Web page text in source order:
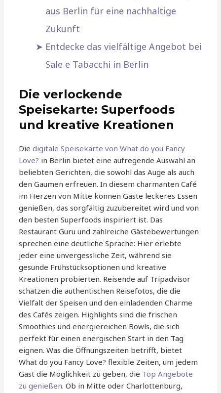
aus Berlin für eine nachhaltige
Zukunft
Entdecke das vielfältige Angebot bei
Sale e Tabacchi in Berlin
Die verlockende
Speisekarte: Superfoods
und kreative Kreationen
Diedigitale Speisekarte von What do you Fancy
Love? in Berlin bietet eine aufregende Auswahl an
beliebten Gerichten, die sowohl das Auge als auch
den Gaumen erfreuen. In diesem charmanten Café
im Herzen von Mitte können Gäste leckeres Essen
genießen, das sorgfältig zuzubereitet wird und von
den besten Superfoods inspiriert ist. Das
Restaurant Guru und zahlreiche Gästebewertungen
sprechen eine deutliche Sprache: Hier erlebte
jeder eine unvergessliche Zeit, während sie
gesunde Frühstücksoptionen und kreative
Kreationen probierten. Reisende auf Tripadvisor
schätzen die authentischen Reisefotos, die die
Vielfalt der Speisen und den einladenden Charme
des Cafés zeigen. Highlights sind die frischen
Smoothies und energiereichen Bowls, die sich
perfekt für einen energischen Start in den Tag
eignen. Was die Öffnungszeiten betrifft, bietet
What do you Fancy Love? flexible Zeiten, um jedem
Gast die Möglichkeit zu geben, die Top Angebote
zu genießen. Ob in Mitte oder Charlottenburg,